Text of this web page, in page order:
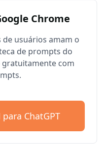
Chrome
de usuários amam o
de prompts do
gratuitamente com
ChatGPT